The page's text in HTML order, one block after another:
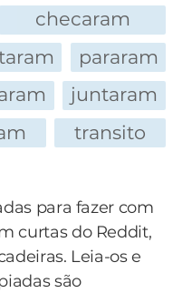
checaram
pararam
juntaram
transito
para fazer com
curtas do Reddit,
Leia-os e
são